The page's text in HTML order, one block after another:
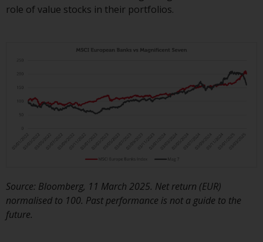
und diese zu beachten. Auf dieser
Vertrieb in jenen
Personen, denen das Anbieten
solcher Produkte und
Informationen für Anleger in der
Schweiz
role of value stocks in their portfolios.
Source: Bloomberg, 11 March 2025. Net return (EUR)
normalised to 100. Past performance is not a guide to the
future.